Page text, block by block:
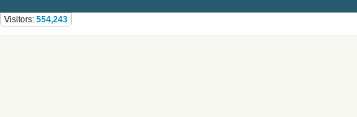
Visitors: 554,243